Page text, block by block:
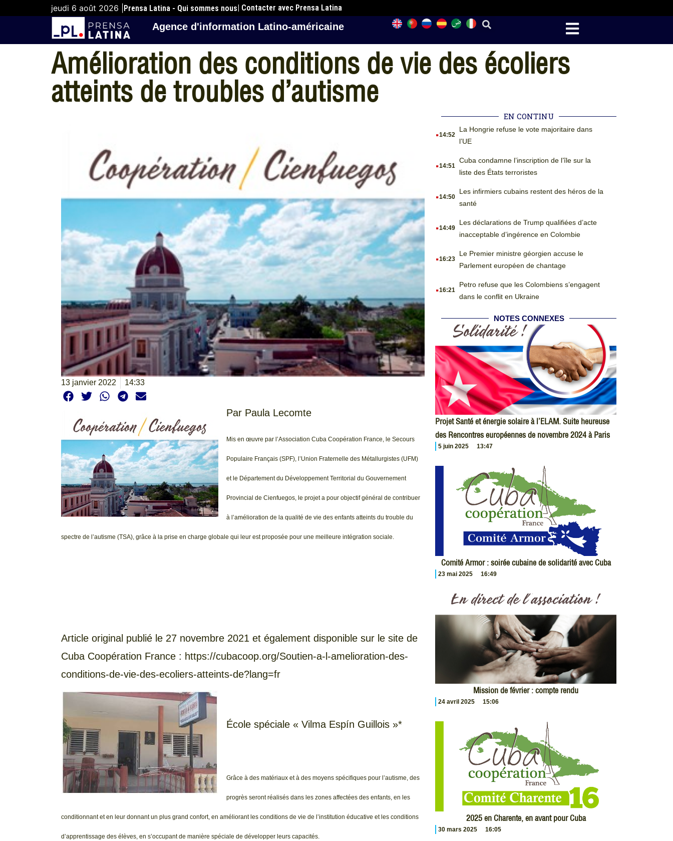
jeudi 6 août 2026 | Prensa Latina - Qui sommes nous| Contacter avec Prensa Latina
Agence d'information Latino-américaine
Amélioration des conditions de vie des écoliers
atteints de troubles d’autisme
13 janvier 2022 14:33
Par Paula Lecomte
Mis en œuvre par l’Association Cuba Coopération France, le Secours
Populaire Français (SPF), l’Union Fraternelle des Métallurgistes (UFM)
et le Département du Développement Territorial du Gouvernement
Provincial de Cienfuegos, le projet a pour objectif général de contribuer
à l’amélioration de la qualité de vie des enfants atteints du trouble du
spectre de l’autisme (TSA), grâce à la prise en charge globale qui leur est proposée pour une meilleure intégration sociale.
Article original publié le 27 novembre 2021 et également disponible sur le site de
Cuba Coopération France : https://cubacoop.org/Soutien-a-l-amelioration-des-
conditions-de-vie-des-ecoliers-atteints-de?lang=fr
École spéciale « Vilma Espín Guillois »*
Grâce à des matériaux et à des moyens spécifiques pour l’autisme, des
progrès seront réalisés dans les zones affectées des enfants, en les
conditionnant et en leur donnant un plus grand confort, en améliorant les conditions de vie de l’institution éducative et les conditions
d’apprentissage des élèves, en s’occupant de manière spéciale de développer leurs capacités.
EN CONTINU
.14:52
La Hongrie refuse le vote majoritaire dans
l’UE
.14:51
Cuba condamne l’inscription de l’île sur la
liste des États terroristes
.14:50
Les infirmiers cubains restent des héros de la
santé
.14:49
Les déclarations de Trump qualifiées d’acte
inacceptable d’ingérence en Colombie
.16:23
Le Premier ministre géorgien accuse le
Parlement européen de chantage
.16:21
Petro refuse que les Colombiens s’engagent
dans le conflit en Ukraine
NOTES CONNEXES
Projet Santé et énergie solaire à l’ELAM. Suite heureuse
des Rencontres européennes de novembre 2024 à Paris
5 juin 2025 13:47
Comité Armor : soirée cubaine de solidarité avec Cuba
23 mai 2025 16:49
Mission de février : compte rendu
24 avril 2025 15:06
2025 en Charente, en avant pour Cuba
30 mars 2025 16:05